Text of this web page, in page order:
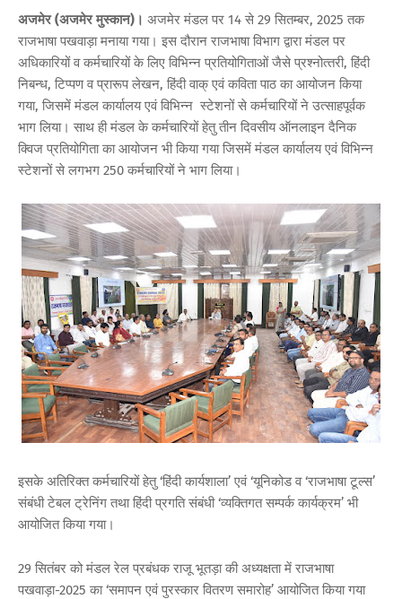
अजमेर (अजमेर मुस्कान)। अजमेर मंडल पर 14 से 29 सितम्‍बर, 2025 तक
राजभाषा पखवाड़ा मनाया गया। इस दौरान राजभाषा विभाग द्वारा मंडल पर
अधिकारियों व कर्मचारियों के लिए विभिन्न प्रतियोगिताओं जैसे प्रश्‍नोत्‍तरी, हिंदी
निबन्‍ध, टिप्‍पण व प्रारूप लेखन, हिंदी वाक् एवं कविता पाठ का आयोजन किया
गया, जिसमें मंडल कार्यालय एवं विभिन्‍न स्‍टेशनों से कर्मचारियों ने उत्‍साहपूर्वक
भाग लिया। साथ ही मंडल के कर्मचारियों हेतु तीन दिवसीय ऑनलाइन दैनिक
क्विज प्रतियोगिता का आयोजन भी किया गया जिसमें मंडल कार्यालय एवं विभिन्‍न
स्‍टेशनों से लगभग 250 कर्मचारियों ने भाग लिया।
इसके अतिरिक्‍त कर्मचारियों हेतु ‘हिंदी कार्यशाला’ एवं ‘यूनिकोड व ‘राजभाषा टूल्‍स’
संबंधी टेबल ट्रेनिंग तथा हिंदी प्रगति संबंधी ‘व्‍यक्तिगत सम्‍पर्क कार्यक्रम’ भी
आयोजित किया गया।
29 सितंबर को मंडल रेल प्रबंधक राजू भूतड़ा की अध्‍यक्षता में राजभाषा
पखवाड़ा-2025 का ‘समापन एवं पुरस्‍कार वितरण समारोह’ आयोजित किया गया